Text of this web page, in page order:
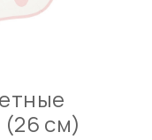
см)